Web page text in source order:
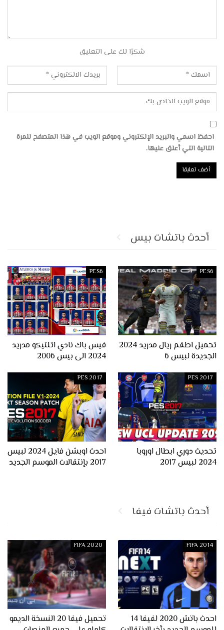
شكرًا لك على التعليق
احفظ اسمي والبريد الإلكتروني وموقع الويب في هذا المتصفح للمرة
التالية التي أعلق عليها.
أحدث باتشات بيس
PES6
تحميل اطقم ريال مدريد 2024
الجديدة لبيس 6
PES6
فيس باك نادي اتلتيكو مدريد
2024 الى بيس 2006
PES 2017
تحديث دوري ابطال اوروبا
2024 لبيس 2017
PES 2017
احدث اوبشن فايل 2024 لبيس
2017 بإنتقالات الموسم الجديد
أحدث باتشات فيفا
FIFA 2014
احدث باتش 2020 لفيفا 14
FIFA 2020
تحميل فيفا 20 النسخة الديمو